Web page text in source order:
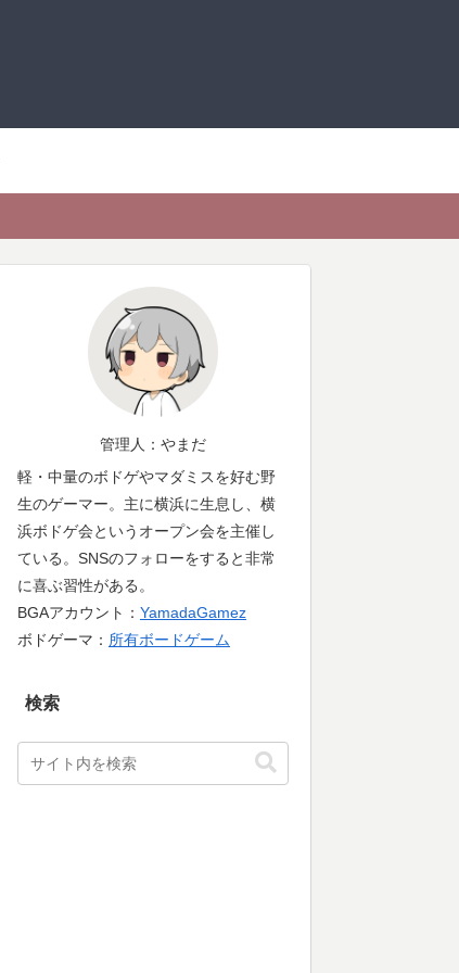
管理人：やまだ
軽・中量のボドゲやマダミスを好む野
生のゲーマー。主に横浜に生息し、横
浜ボドゲ会というオープン会を主催し
ている。SNSのフォローをすると非常
に喜ぶ習性がある。
BGAアカウント： YamadaGamez
ボドゲーマ： 所有ボードゲーム
検索